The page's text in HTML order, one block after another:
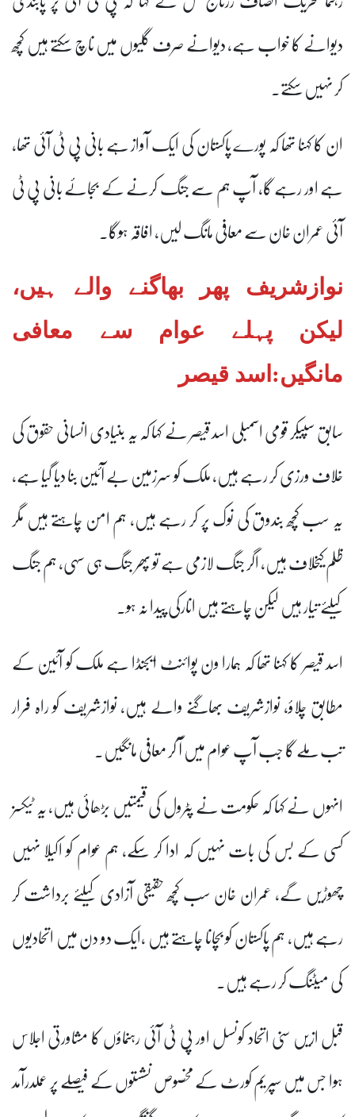
دیوانے کا خواب ہے، دیوانے صرف گلیوں میں ناچ سکتے ہیں کچھ
کر نہیں سکتے۔
ان کا کہنا تھا کہ پورے پاکستان کی ایک آواز ہے بانی پی ٹی آئی تھا،
ہے اور رہے گا، آپ ہم سے جنگ کرنے کے بجائے بانی پی ٹی
آئی عمران خان سے معافی مانگ لیں، افاقہ ہوگا۔
نوازشریف پھر بھاگنے والے ہیں،
لیکن پہلے عوام سے معافی
مانگیں:اسد قیصر
سابق سپیکر قومی اسمبلی اسد قیصر نے کہا کہ یہ بنیادی انسانی حقوق کی
خلاف ورزی کر رہے ہیں، ملک کو سرزمین بے آئین بنا دیا گیا ہے،
یہ سب کچھ بندوق کی نوک پر کر رہے ہیں، ہم امن چاہتے ہیں مگر
ظلم کیخلاف ہیں، اگر جنگ لازمی ہے تو پھر جنگ ہی سہی، ہم جنگ
کیلئے تیار ہیں لیکن چاہتے ہیں انارکی پیدا نہ ہو۔
اسد قیصر کا کہنا تھا کہ ہمارا ون پوائنٹ ایجنڈا ہے ملک کو آئین کے
مطابق چلاؤ، نوازشریف بھاگنے والے ہیں، نوازشریف کو راہ فرار
تب ملے گا جب آپ عوام میں آ کر معافی مانگیں۔
انہوں نے کہا کہ حکومت نے پٹرول کی قیمتیں بڑھائی ہیں، یہ ٹیکسز
کسی کے بس کی بات نہیں کہ ادا کر سکے، ہم عوام کو اکیلا نہیں
چھوڑیں گے، عمران خان سب کچھ حقیقی آزادی کیلئے برداشت کر
رہے ہیں، ہم پاکستان کو بچانا چاہتے ہیں ،ایک دو دن میں اتحادیوں
کی میٹنگ کر رہے ہیں۔
قبل ازیں سنی اتحاد کونسل اور پی ٹی آئی رہنماؤں کا مشاورتی اجلاس
ہوا جس میں سپریم کورٹ کے مخصوص نشستوں کے فیصلے پر عملدرآمد